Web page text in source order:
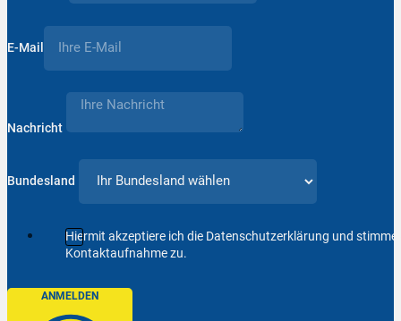
E-Mail
Nachricht
Bundesland
Hiermit akzeptiere ich die Datenschutzerklärung und
Kontaktaufnahme zu.
ANMELDEN